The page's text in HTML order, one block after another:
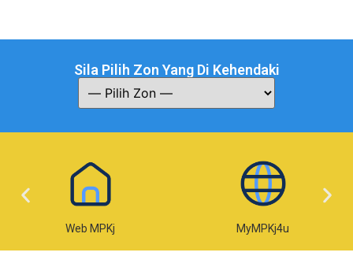
Sila Pilih Zon Yang Di Kehendaki
Web MPKj MyMPKj4u